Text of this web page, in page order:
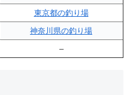
東京都の釣り場
神奈川県の釣り場
–